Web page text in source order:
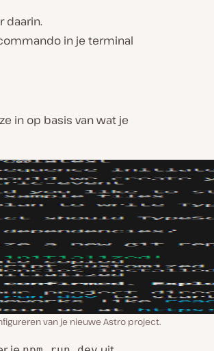
daarin.
in je terminal
in op basis van wat je
van je nieuwe Astro project.